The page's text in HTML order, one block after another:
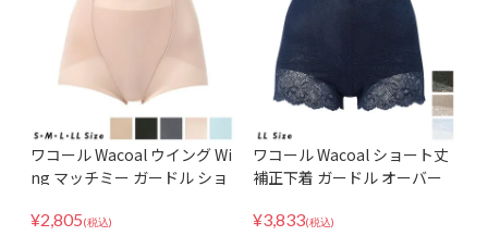
ワコール Wacoal ウイング Wi
ng マッチミー ガードル ショ
ードル KQ2520 ヒップメイク
¥2,805(税込)
ワコール Wacoal ショート丈
補正下着 ガードル オーバー
ップアップ レースタイプ 吸汗
¥3,833(税込)